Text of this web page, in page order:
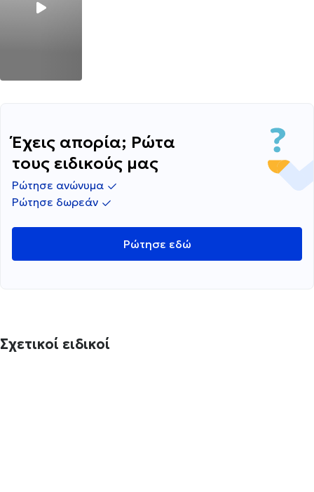
Έχεις απορία; Ρώτα
τους ειδικούς μας
Ρώτησε ανώνυμα
Ρώτησε δωρεάν
Ρώτησε εδώ
Σχετικοί ειδικοί